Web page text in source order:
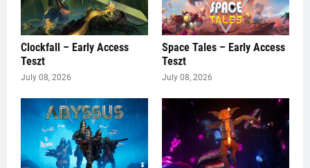
Clockfall – Early Access
Teszt
July 08, 2026
Space Tales – Early Access
Teszt
July 08, 2026